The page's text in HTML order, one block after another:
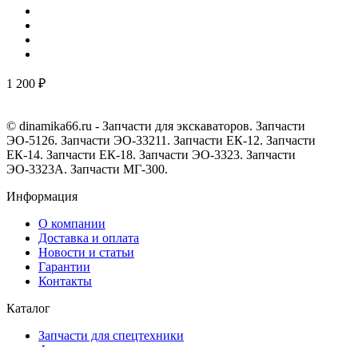
1 200 ₽
© dinamika66.ru - Запчасти для экскаваторов. Запчасти
ЭО-5126. Запчасти ЭО-33211. Запчасти ЕК-12. Запчасти
ЕК-14. Запчасти ЕК-18. Запчасти ЭО-3323. Запчасти
ЭО-3323А. Запчасти МГ-300.
Информация
О компании
Доставка и оплата
Новости и статьи
Гарантии
Контакты
Каталог
Запчасти для спецтехники